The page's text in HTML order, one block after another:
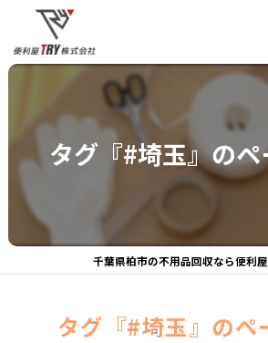
タグ『#埼玉』の
千葉県柏市の不用品回収なら便利
タグ『#埼玉』のペ